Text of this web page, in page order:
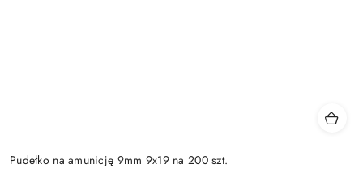
Pudełko na amunicję 9mm 9x19 na 200 szt.